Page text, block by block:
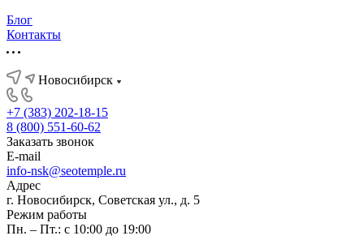
Блог
Контакты
Новосибирск
+7 (383) 202-18-15
8 (800) 551-60-62
Заказать звонок
E-mail
info-nsk@seotemple.ru
Адрес
г. Новосибирск, Советская ул., д. 5
Режим работы
Пн. – Пт.: с 10:00 до 19:00